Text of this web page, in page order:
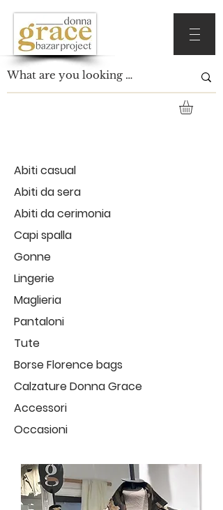
Abiti casual
Abiti da sera
Abiti da cerimonia
Capi spalla
Gonne
Lingerie
Maglieria
Pantaloni
Tute
Borse Florence bags
Calzature Donna Grace
Accessori
Occasioni